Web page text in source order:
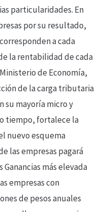
particularidades. En
por su resultado,
a cada
la rentabilidad de cada
de Economía,
de la carga tributaria
su mayoría micro y
tiempo, fortalece la
nuevo esquema
las empresas pagará
más elevada
empresas con
de pesos anuales